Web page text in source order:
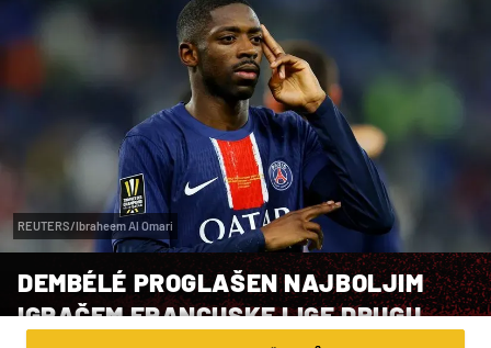
REUTERS/Ibraheem Al Omari
DEMBÉLÉ PROGLAŠEN NAJBOLJIM
IGRAČEM FRANCUSKE LIGE DRUGU